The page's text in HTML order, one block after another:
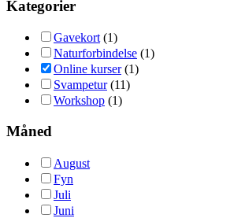
Kategorier
Gavekort (1)
Naturforbindelse (1)
Online kurser (1)
Svampetur (11)
Workshop (1)
Måned
August
Fyn
Juli
Juni